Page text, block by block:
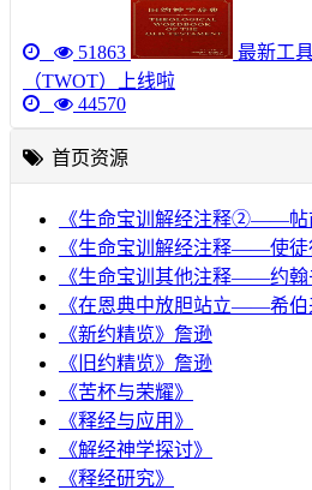
51863
最新工
（TWOT）上线啦
44570
首页资源
《生命宝训解经注释②——帖
《生命宝训解经注释——使徒
《生命宝训其他注释——约翰
《在恩典中放胆站立——希伯
《新约精览》詹逊
《旧约精览》詹逊
《苦杯与荣耀》
《释经与应用》
《解经神学探讨》
《释经研究》